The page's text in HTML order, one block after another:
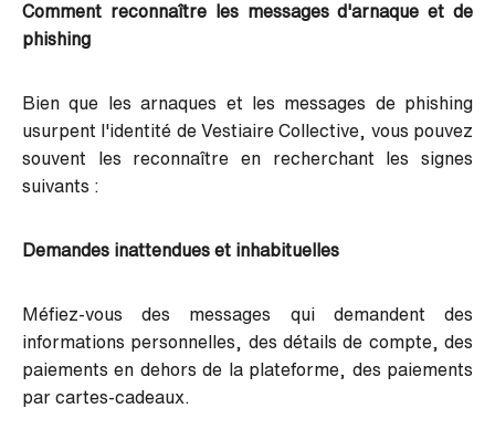
Comment reconnaître les messages d'arnaque et de
phishing
Bien que les arnaques et les messages de phishing
usurpent l'identité de Vestiaire Collective, vous pouvez
souvent les reconnaître en recherchant les signes
suivants :
Demandes inattendues et inhabituelles
Méfiez-vous des messages qui demandent des
informations personnelles, des détails de compte, des
paiements en dehors de la plateforme, des paiements
par cartes-cadeaux.